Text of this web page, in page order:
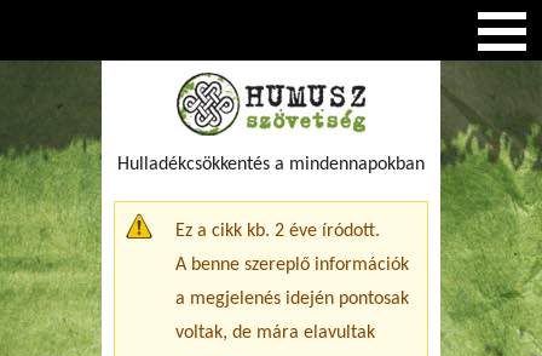
Hulladékcsökkentés a mindennapokban
Figyelmeztető üzenet
Ez a cikk kb. 2 éve íródott.
A benne szereplő információk
a megjelenés idején pontosak
voltak, de mára elavultak